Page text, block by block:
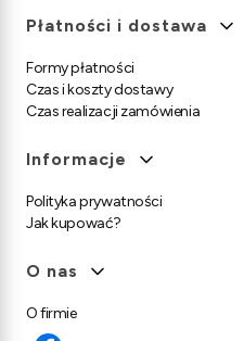
Płatności i dostawa
Formy płatności
Czas i koszty dostawy
Czas realizacji zamówienia
Informacje
Polityka prywatności
Jak kupować?
O nas
O firmie